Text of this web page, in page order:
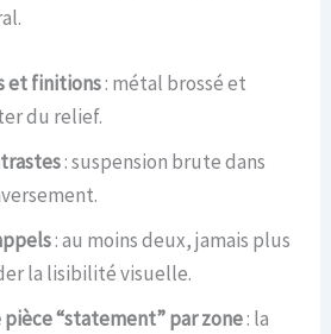
et finitions: métal brossé et
du relief.
: suspension brute dans
: au moins deux, jamais plus
la lisibilité visuelle.
pièce “statement” par zone: la